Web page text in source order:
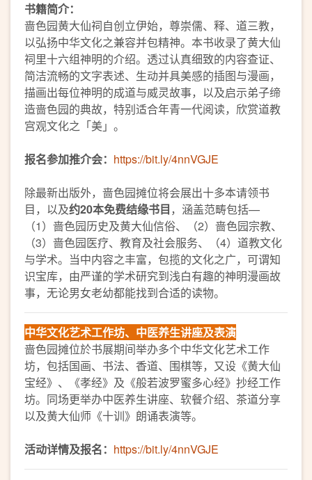
书籍简介：
啬色园黄大仙祠自创立伊始，尊崇儒、释、道三教，
以弘扬中华文化之兼容并包精神。本书收录了黄大仙
祠里十六组神明的介绍。透过认真细致的内容查证、
简洁流畅的文字表述、生动并具美感的插图与漫画，
描画出每位神明的成道与威灵故事，以及启示弟子缔
造啬色园的典故，特别适合年青一代阅读，欣赏道教
宫观文化之「美」。
报名参加推介会： https://bit.ly/4nnVGJE
除最新出版外，啬色园摊位将会展出十多本请领书
目，以及约20本免费结缘书目，涵盖范畴包括—
（1）啬色园历史及黄大仙信俗、（2）啬色园宗教、
（3）啬色园医疗、教育及社会服务、（4）道教文化
与学术。当中内容之丰富，包揽的文化之广，可谓知
识宝库，由严谨的学术研究到浅白有趣的神明漫画故
事，无论男女老幼都能找到合适的读物。
中华文化艺术工作坊、中医养生讲座及表演
啬色园摊位於书展期间举办多个中华文化艺术工作
坊，包括国画、书法、香道、围棋等，又设《黄大仙
宝经》、《孝经》及《般若波罗蜜多心经》抄经工作
坊。同场更举办中医养生讲座、软餐介绍、茶道分享
以及黄大仙师《十训》朗诵表演等。
活动详情及报名： https://bit.ly/4nnVGJE